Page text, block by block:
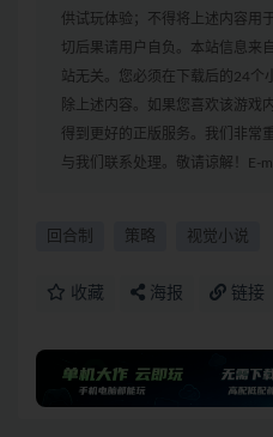
供试玩体验；不得将上述内容用
切后果请用户自负。本站信息来
站无关。您必须在下载后的24个
除上述内容。如果您喜欢该游戏
得到更好的正版服务。我们非常
与我们联系处理。敬请谅解！E-
回合制 策略 视觉小说
收藏 海报 链接